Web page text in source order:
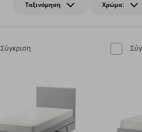
Ταξινόμηση Χρώμα:
Σύγκριση